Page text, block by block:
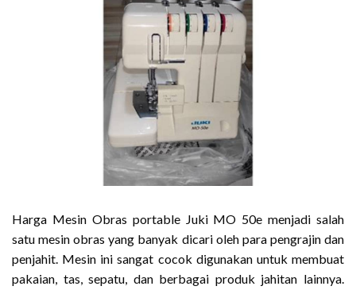
Harga Mesin Obras portable Juki MO 50e menjadi salah
satu mesin obras yang banyak dicari oleh para pengrajin dan
penjahit. Mesin ini sangat cocok digunakan untuk membuat
pakaian, tas, sepatu, dan berbagai produk jahitan lainnya.